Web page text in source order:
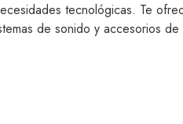
tecnológicas. Te
de sonido y accesorios de